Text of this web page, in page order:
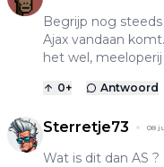
Begrijp nog
Ajax vandaan
het wel, meeloperij
0+ Antwoord
Sterretje73 08
Wat is dit dan AS